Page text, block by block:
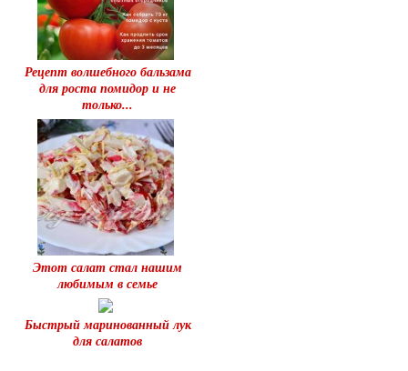
Рецепт волшебного бальзама
для роста помидор и не
только...
Этот салат стал нашим
любимым в семье
Быстрый маринованный лук
для салатов